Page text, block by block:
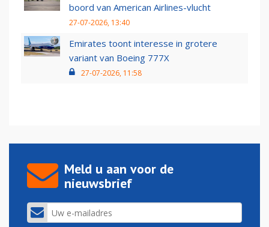
boord van American Airlines-vlucht
27-07-2026, 13:40
Emirates toont interesse in grotere
variant van Boeing 777X
27-07-2026, 11:58
Meld u aan voor de
nieuwsbrief